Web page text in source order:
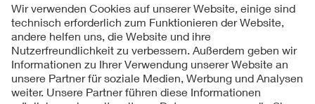
Folgen Sie uns